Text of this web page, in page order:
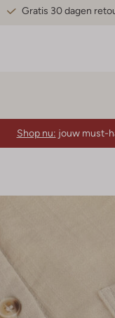
Gratis 30 dagen
Shop nu: jouw must-